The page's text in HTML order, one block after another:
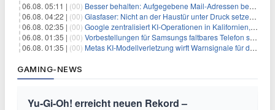
06.08. 05:11 | (00) Besser behalten: Aufgegebene Mail-Adressen bergen Gefahren
06.08. 04:22 | (00) Glasfaser: Nicht an der Haustür unter Druck setzen lassen
06.08. 02:35 | (00) Google zentralisiert KI-Operationen in Kalifornien, um Rivale Anthropic und OpenAI zu überholen
06.08. 01:35 | (00) Vorbestellungen für Samsungs faltbares Telefon steigen um 30 % in einem wettbewerbsintensiven Markt
06.08. 01:35 | (00) Metas KI-Modellverletzung wirft Warnsignale für die Technologieaufsicht auf
GAMING-NEWS
Yu‑Gi‑Oh! erreicht neuen Rekord –